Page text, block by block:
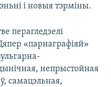
і новыя тэрміны.
перагледзелі
«парнаграфіяй»
непрыстойная
самацэльная,